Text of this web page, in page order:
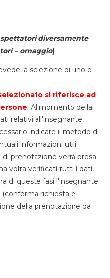
spettatori diversamente
– omaggio)
la selezione di uno o
si riferisce ad
. Al momento della
relativi all'insegnante,
indicare il metodo di
informazioni utili
prenotazione verrà presa
volta verificati tutti i dati,
di queste fasi l'insegnante
(conferma richiesta e
della prenotazione da